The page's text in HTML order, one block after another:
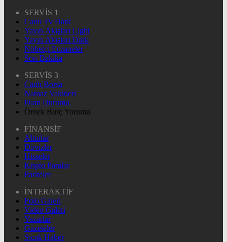
SERVİS 1
Canlı Tv Dark
Yayın Akışları Light
Yayın Akışları Dark
Nöbetçi Eczaneler
Son Dakika
SERVİS 3
Canlı Borsa
Namaz Vakitleri
Puan Durumu
Örnek Burç Yorumu
FİNANSİF
Altınlar
Dövizler
Hisseler
Kripto Paralar
Pariteler
İNTERAKTİF
Foto Galeri
Video Galeri
Yazarlar
Gazeteler
Sıcak Haber